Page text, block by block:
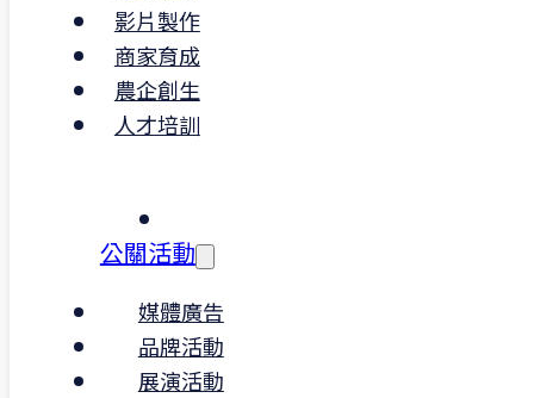
影片製作
商家育成
農企創生
人才培訓
公關活動
媒體廣告
品牌活動
展演活動
請、SBIR 等實務經驗尤佳
熟悉 ESG／ISO／CSR 議題者佳
熟悉 AI 工具（如 ChatGPT）者加
分
這份工作不是制式流程內的打卡人生，
而是一步步參與、規劃、建立專案架構